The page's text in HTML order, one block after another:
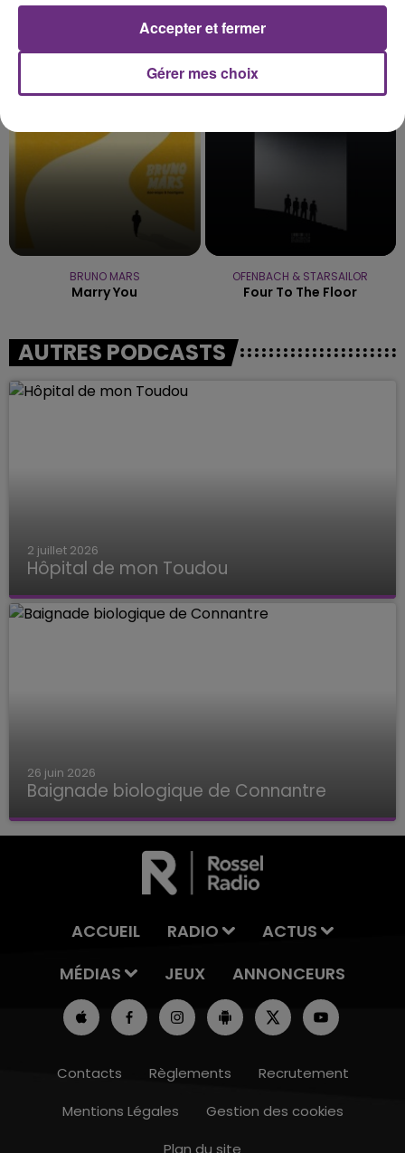
Cheap Thrills
AMIR FEAT. INDILA
Carrousel
3h22
3h22
BRUNO MARS
Marry You
3h19
3h19
OFENBACH & STARSAILOR
Four To The Floor
AUTRES PODCASTS
2 juillet 2026
Hôpital de mon Toudou
Hôpital de mon Toudou
26 juin 2026
Baignade biologique de Connantre
Baignade biologique de Connantre
ACCUEIL RADIO
ACTUS
MÉDIAS
JEUX ANNONCEURS
Contacts Règlements
Recrutement
Mentions Légales
Gestion des cookies
Plan du site
Gérer mes choix
Accepter et fermer